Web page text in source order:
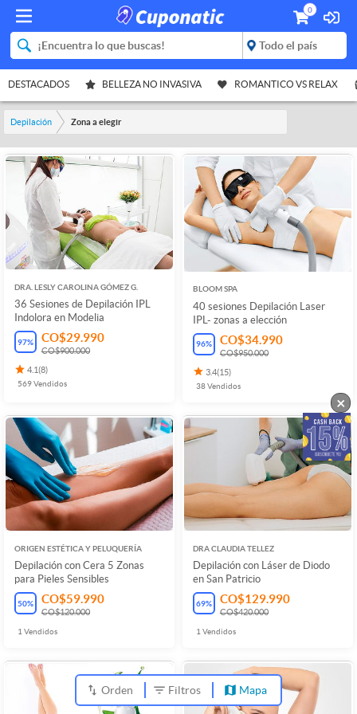
0
DESTACADOS BELLEZA NO INVASIVA ROMANTICO VS RELAX
Depilación Zona a elegir
DRA. LESLY CAROLINA GÓMEZ G.
36 Sesiones de Depilación IPL
Indolora en Modelia
97% CO$29.990
CO$900.000
4.1(8)
569Vendidos
BLOOM SPA
40 sesiones Depilación Laser
IPL- zonas a elección
96% CO$34.990
CO$950.000
3.4(15)
38Vendidos
ORIGEN ESTÉTICA Y PELUQUERÍA
Depilación con Cera 5 Zonas
para Pieles Sensibles
50% CO$59.990
CO$120.000
1 Vendidos
DRA CLAUDIA TELLEZ
Depilación con Láser de Diodo
en San Patricio
69% CO$129.990
CO$420.000
1 Vendidos
Orden Filtros Mapa
×